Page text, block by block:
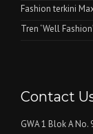
Fashion terkini
Tren ‘Well
Contact
GWA 1 Blok A